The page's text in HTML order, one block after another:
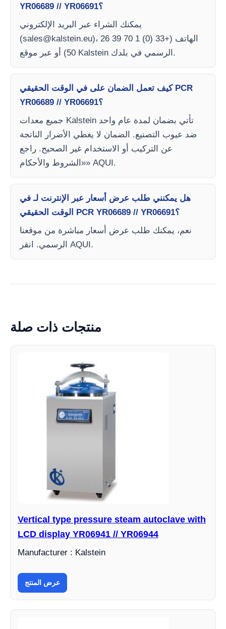
YR06689 // YR06691؟
يمكنك الشراء عبر البريد الإلكتروني
(sales@kalstein.eu)، الهاتف (+33 (0) 1 70 39 26
50) أو عبر موقع Kalstein الرسمي في بلدك.
كيف تعمل الضمان على في الوقت الحقيقي PCR
YR06689 // YR06691؟
جميع معدات Kalstein تأتي بضمان لمدة عام واحد
ضد عيوب التصنيع. الضمان لا يغطي الأضرار الناتجة
عن التركيب أو الاستخدام غير الصحيح. راجع
«الشروط والأحكام» AQUI.
هل يمكنني طلب عرض أسعار عبر الإنترنت لـ في
الوقت الحقيقي PCR YR06689 // YR06691؟
نعم، يمكنك طلب عرض أسعار مباشرة من موقعنا
الرسمي. انقر AQUI.
منتجات ذات صلة
Vertical type pressure steam autoclave with
LCD display YR06941 // YR06944
Manufacturer : Kalstein
عرض المنتج